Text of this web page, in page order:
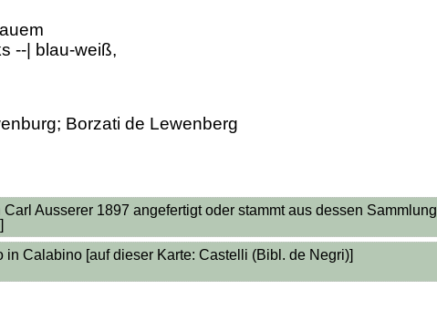
--| blau-weiß,
Borzati de Lewenberg
Ausserer 1897 angefertigt oder stammt aus dessen Sammlung
Calabino [auf dieser Karte: Castelli (Bibl. de Negri)]